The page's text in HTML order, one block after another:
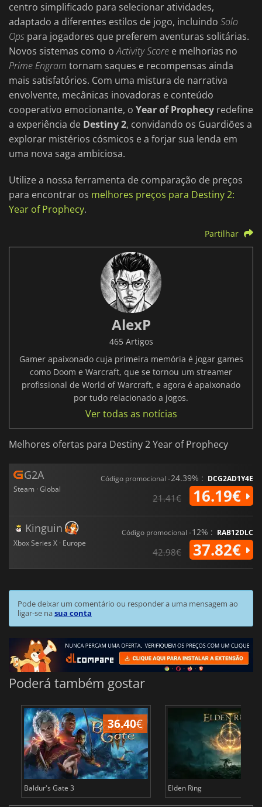
centro simplificado para selecionar atividades,
adaptado a diferentes estilos de jogo, incluindo Solo
Ops para jogadores que preferem aventuras solitárias.
Novos sistemas como oActivity Score e melhorias no
Prime Engram tornam saques e recompensas ainda
mais satisfatórios. Com uma mistura de narrativa
envolvente, mecânicas inovadoras e conteúdo
cooperativo emocionante, o Year of Prophecy redefine
a experiência de Destiny 2, convidando os Guardiões a
explorar mistérios cósmicos e a forjar sua lenda em
uma nova saga ambiciosa.
Utilize a nossa ferramenta de comparação de preços
para encontrar os melhores preços para Destiny 2:
Year of Prophecy.
Partilhar
AlexP
465 Artigos
Gamer apaixonado cuja primeira memória é jogar games
como Doom e Warcraft, que se tornou um streamer
profissional de World of Warcraft, e agora é apaixonado
por tudo relacionado a jogos.
Ver todas as notícias
Melhores ofertas para Destiny 2 Year of Prophecy
G2A
Steam · Global
Código promocional -24.39% : DCG2AD1Y4E
21.41€ 16.19€
Kinguin
Xbox Series X · Europe
Código promocional -12% : RAB12DLC
42.98€ 37.82€
Pode deixar um comentário ou responder a uma mensagem ao
ligar-se nasua conta
Poderá também gostar
36.40€
Baldur's Gate 3 Elden Ring